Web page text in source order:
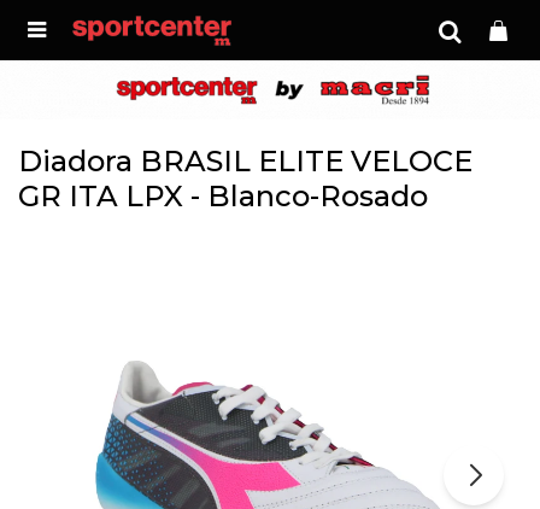

Diadora BRASIL ELITE VELOCE
GR ITA LPX - Blanco-Rosado